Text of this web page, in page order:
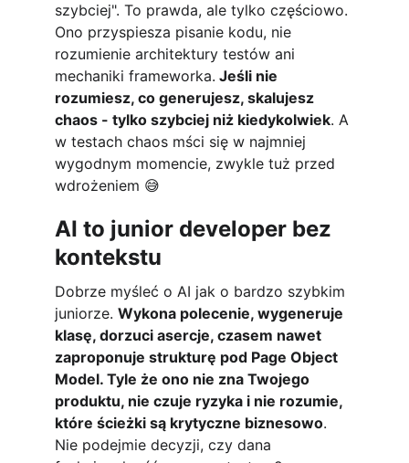
szybciej". To prawda, ale tylko częściowo.
Ono przyspiesza pisanie kodu, nie
rozumienie architektury testów ani
mechaniki frameworka. Jeśli nie
rozumiesz, co generujesz, skalujesz
chaos - tylko szybciej niż kiedykolwiek. A
w testach chaos mści się w najmniej
wygodnym momencie, zwykle tuż przed
wdrożeniem 😅
AI to junior developer bez
kontekstu
Dobrze myśleć o AI jak o bardzo szybkim
juniorze. Wykona polecenie, wygeneruje
klasę, dorzuci asercje, czasem nawet
zaproponuje strukturę pod Page Object
Model. Tyle że ono nie zna Twojego
produktu, nie czuje ryzyka i nie rozumie,
które ścieżki są krytyczne biznesowo.
Nie podejmie decyzji, czy dana